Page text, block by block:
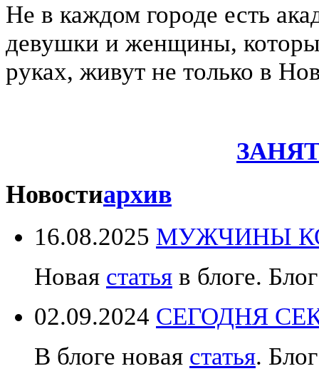
Не в каждом городе есть
девушки и женщины,
руках, живут не только в
Новостиархив
16.08.2025 МУЖЧИНЫ
Новая статья в блоге.
02.09.2024 СЕГОДНЯ
В блоге новая статья.